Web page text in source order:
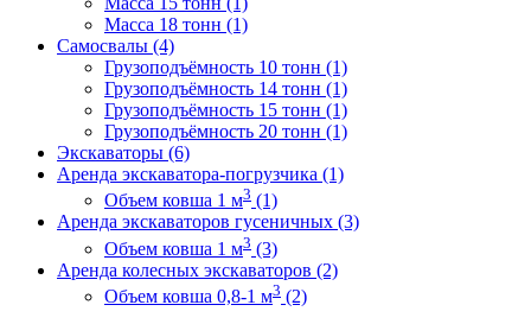
Масса 18 тонн (1)
Самосвалы (4)
Грузоподъёмность 10 тонн (1)
Грузоподъёмность 14 тонн (1)
Грузоподъёмность 15 тонн (1)
Грузоподъёмность 20 тонн (1)
Экскаваторы (6)
Аренда экскаватора-погрузчика (1)
Объем ковша 1 м3 (1)
Аренда экскаваторов гусеничных (3)
Объем ковша 1 м3 (3)
Аренда колесных экскаваторов (2)
Объем ковша 0,8-1 м3 (2)